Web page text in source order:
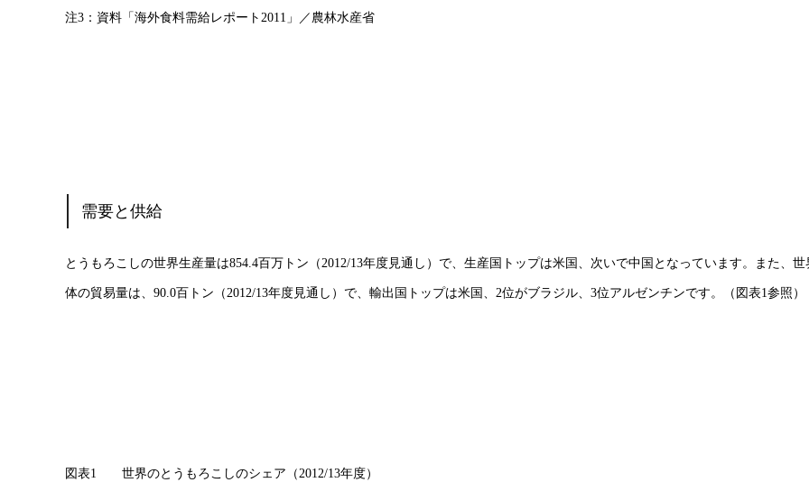
注3：資料「海外食料需給レポート2011」／農林水産省
需要と供給
とうもろこしの世界生産量は854.4百万トン（2012/13年度見通し）で、生産国トップは米国、次いで中国となっています。また、世
体の貿易量は、90.0百トン（2012/13年度見通し）で、輸出国トップは米国、2位がブラジル、3位アルゼンチンです。（図表1参照）
図表1 世界のとうもろこしのシェア（2012/13年度）